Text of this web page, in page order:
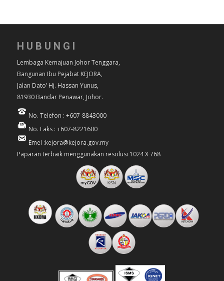
HUBUNGI
Lembaga Kemajuan Johor Tenggara,
Bangunan Ibu Pejabat KEJORA,
Jalan Dato’ Hj. Hassan Yunus,
81930 Bandar Penawar, Johor.
No. Telefon : +607-8843000
No. Faks : +607-8221600
Emel :kejora@kejora.gov.my
Paparan terbaik menggunakan resolusi 1024 X 768